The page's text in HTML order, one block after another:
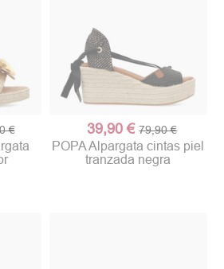
€ 39,90 € 79,90 €
POPA Alpargata cintas piel
tranzada negra